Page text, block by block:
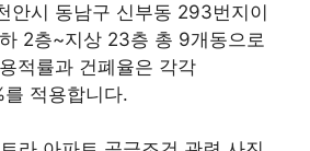
안시 동남구 신부동 293번지이
2층~지상 23층 총 9개동으로
적률과 건폐율은 각각
적용합니다.